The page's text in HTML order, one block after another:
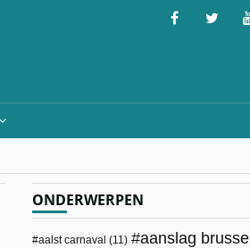
ONDERWERPEN
aalst carnaval (11) aanslag brussel